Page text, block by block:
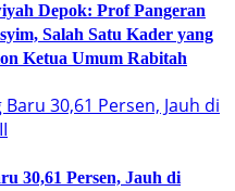
Depok: Prof Pangeran
Salah Satu Kader yang
Ketua Umum Rabitah
30,61 Persen, Jauh di